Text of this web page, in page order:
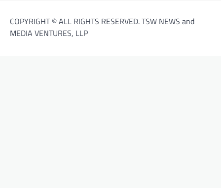
COPYRIGHT © ALL RIGHTS RESERVED. TSW NEWS and
MEDIA VENTURES, LLP